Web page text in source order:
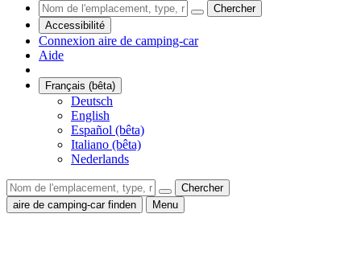
Chercher
Accessibilité
Connexion aire de camping-car
Aide
Français (bêta)
Deutsch
English
Español (bêta)
Italiano (bêta)
Nederlands
Chercher
aire de camping-car finden
Menu